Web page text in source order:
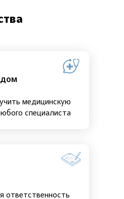
дом
медицинскую
специалиста
ответственность